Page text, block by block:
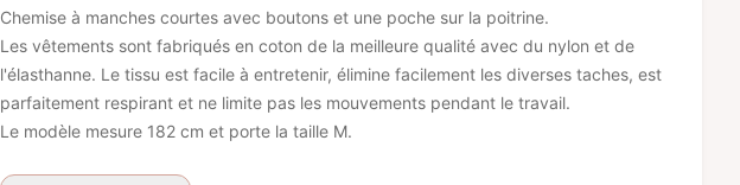
Chemise à manches courtes avec boutons et une poche sur la poitrine.
Les vêtements sont fabriqués en coton de la meilleure qualité avec du nylon et de
l'élasthanne. Le tissu est facile à entretenir, élimine facilement les diverses taches, est
parfaitement respirant et ne limite pas les mouvements pendant le travail.
Le modèle mesure 182 cm et porte la taille M.